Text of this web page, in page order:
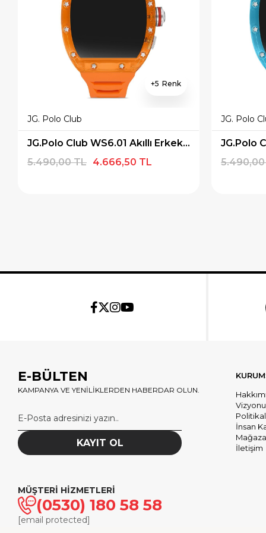
5
JG. Polo Club
JG.Polo Club WS6.01 Akıllı Erkek Kol Saati
4.666,50 TL
5.490,00 TL
JG. Polo
E-BÜLTEN
KAMPANYA VE YENİLİKLERDEN HABERDAR OLUN.
KAYIT OL
MÜŞTERİ HİZMETLERİ
(0530) 180 58 58
[email protected]
İnsan
İletişim